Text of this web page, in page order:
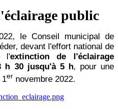
public
le Conseil municipal de
devant l'effort national de
l'extinction de l'éclairage
h 30 jusqu'à 5 h, pour une
1er novembre 2022.